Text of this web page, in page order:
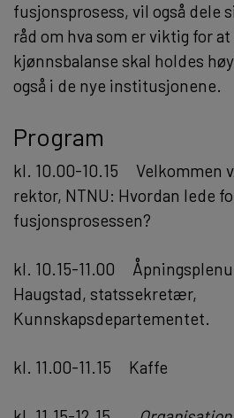
fusjonsprosess, vil også dele
råd om hva som er viktig for
kjønnsbalanse skal holdes
også i de nye institusjonene.
Program
kl. 10.00-10.15 Velkommen
rektor, NTNU: Hvordan lede
fusjonsprosessen?
kl. 10.15-11.00
Haugstad, statssekretær,
Kunnskapsdepartementet.
kl. 11.00-11.15 Kaffe